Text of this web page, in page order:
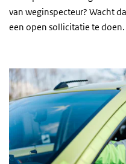
van weginspecteur? Wacht
een open sollicitatie te doen.